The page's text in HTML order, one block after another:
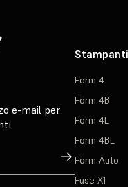
e-mail per
Registrati
Stampanti
Form 4
Form 4B
Form 4L
Form 4BL
Form Auto
Fuse X1